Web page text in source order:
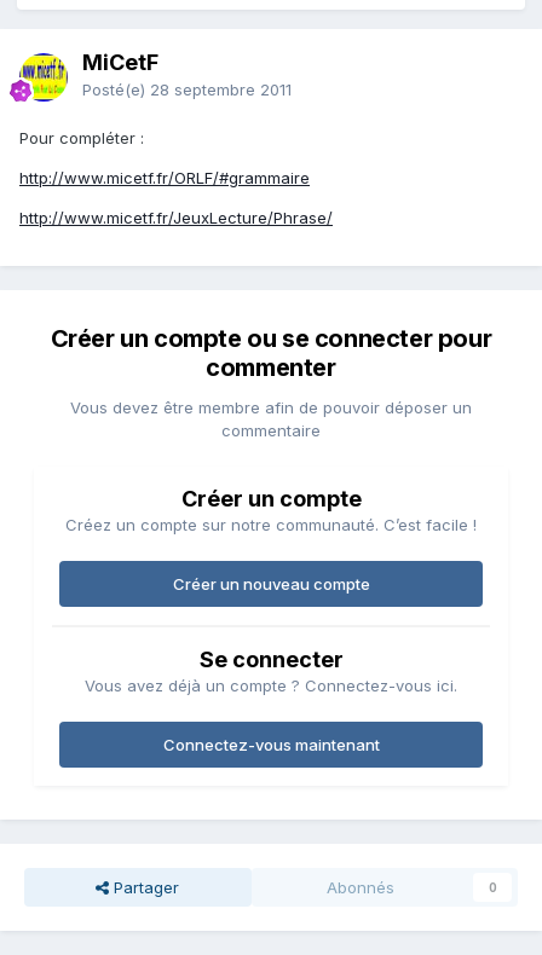
MiCetF
Posté(e) 28 septembre 2011
Pour compléter :
http://www.micetf.fr/ORLF/#grammaire
http://www.micetf.fr/JeuxLecture/Phrase/
Créer un compte ou se connecter pour
commenter
Vous devez être membre afin de pouvoir déposer un
commentaire
Créer un compte
Créez un compte sur notre communauté. C’est facile !
Créer un nouveau compte
Se connecter
Vous avez déjà un compte ? Connectez-vous ici.
Connectez-vous maintenant
Partager Abonnés 0